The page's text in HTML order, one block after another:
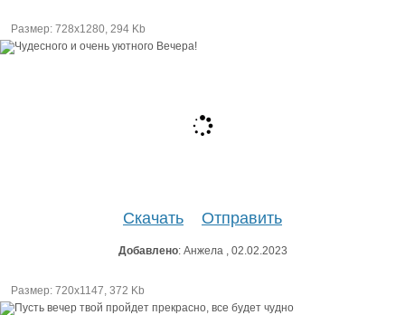
Размер: 728х1280, 294 Kb
Скачать Отправить
Добавлено: Анжела , 02.02.2023
Размер: 720х1147, 372 Kb